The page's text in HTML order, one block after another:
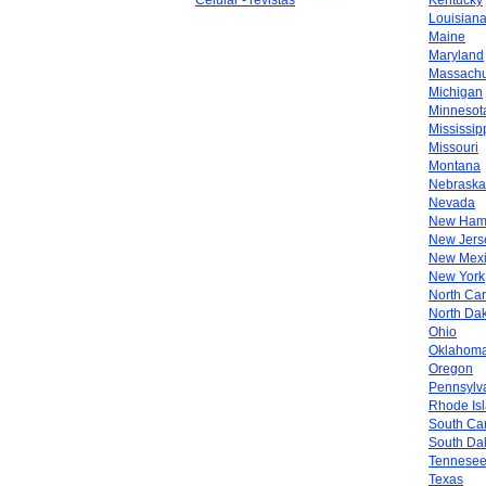
Louisiana
Maine
Maryland
Michigan
Missouri
Montana
Nebraska
Nevada
New
New
New
New York
North
North
Ohio
Oregon
Rhode
South
South
Tennesee
Texas